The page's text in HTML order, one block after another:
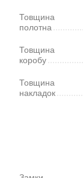
Товщина
полотна
Товщина
коробу
Товщина
накладок